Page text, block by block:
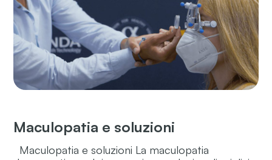
Maculopatia e soluzioni
Maculopatia e soluzioni La maculopatia